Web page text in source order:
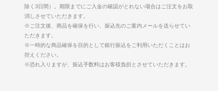
除く3日間）。期限までにご入金の確認がとれない場合はご注文をお取
消しさせていただきます。
※ご注文後、商品を確保を行い、振込先のご案内メールを送らせてい
ただきます。
※一時的な商品確保を目的として銀行振込をご利用いただくことはお
控えください。
※恐れ入りますが、振込手数料はお客様負担とさせていただきます。